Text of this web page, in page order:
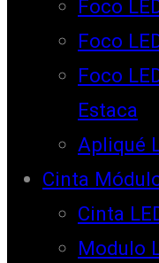
Foco
Foco
Foco
Estaca
Apliqué
Cinta
Cinta
Modulo